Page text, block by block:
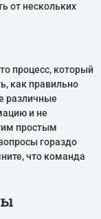
от нескольких
процесс, который
как правильно
различные
и не
простым
гораздо
что команда